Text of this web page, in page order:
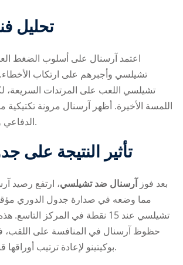
تحليل
اعتمد آرسنال على أسلوب الضغط
تشيلسي وأجبرهم على ارتكاب
تشيلسي اللعب على المرتدات السريعة،
اللمسة الأخيرة. أظهر آرسنال مرونة
الدفاعي والهجومي المتوازن.
تأثير النتيجة على
بعد فوز آرسنال ضد تشيلسي
مما وضعه في صدارة جدول الدوري
تشيلسي عند 15 نقطة في المركز
حظوظ آرسنال في المنافسة على اللقب،
بوكيتينو لإعادة ترتيب أوراقها قبل الجولات القادمة.